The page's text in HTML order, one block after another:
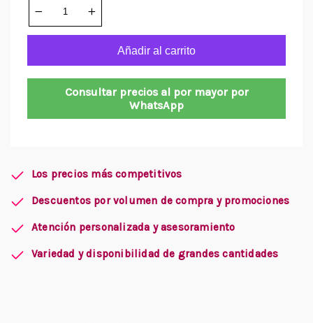
Añadir al carrito
Consultar precios al por mayor por
WhatsApp
Los precios más competitivos
Descuentos por volumen de compra y promociones
Atención personalizada y asesoramiento
Variedad y disponibilidad de grandes cantidades